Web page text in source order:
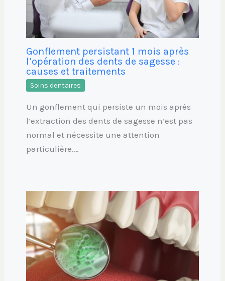
Gonflement persistant 1 mois après
l’opération des dents de sagesse :
causes et traitements
Soins dentaires
Un gonflement qui persiste un mois après
l’extraction des dents de sagesse n’est pas
normal et nécessite une attention
particulière.…